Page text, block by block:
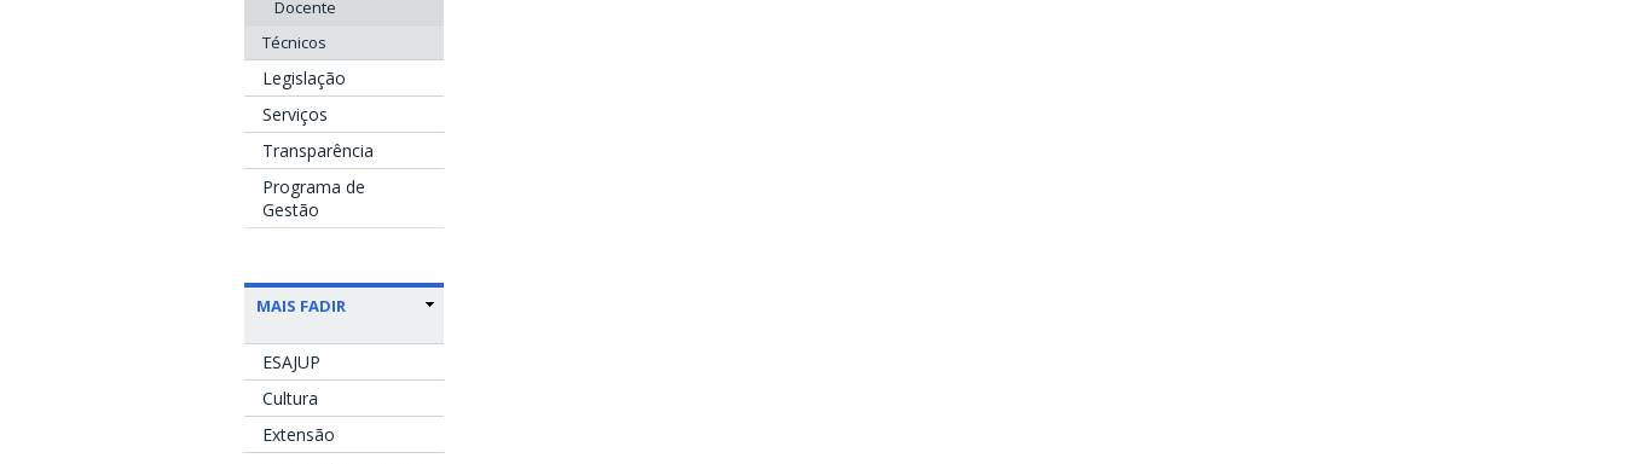
Docente
Técnicos
Legislação
Serviços
Transparência
Programa de
Gestão
MAIS FADIR
ESAJUP
Cultura
Extensão